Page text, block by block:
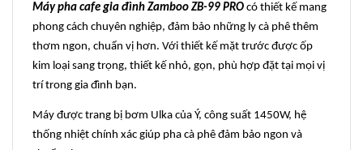
Máy pha cafe gia đình Zamboo ZB-99 PRO có thiết kế mang
phong cách chuyên nghiệp, đảm bảo những ly cà phê thêm
thơm ngon, chuẩn vị hơn. Với thiết kế mặt trước được ốp
kim loại sang trọng, thiết kế nhỏ, gọn, phù hợp đặt tại mọi vị
trí trong gia đình bạn.
Máy được trang bị bơm Ulka của Ý, công suất 1450W, hệ
thống nhiệt chính xác giúp pha cà phê đảm bảo ngon và